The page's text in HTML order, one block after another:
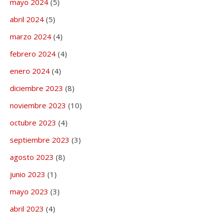
abril 2024 (5)
marzo 2024 (4)
febrero 2024 (4)
enero 2024 (4)
diciembre 2023 (8)
noviembre 2023 (10)
octubre 2023 (4)
septiembre 2023 (3)
agosto 2023 (8)
junio 2023 (1)
mayo 2023 (3)
abril 2023 (4)